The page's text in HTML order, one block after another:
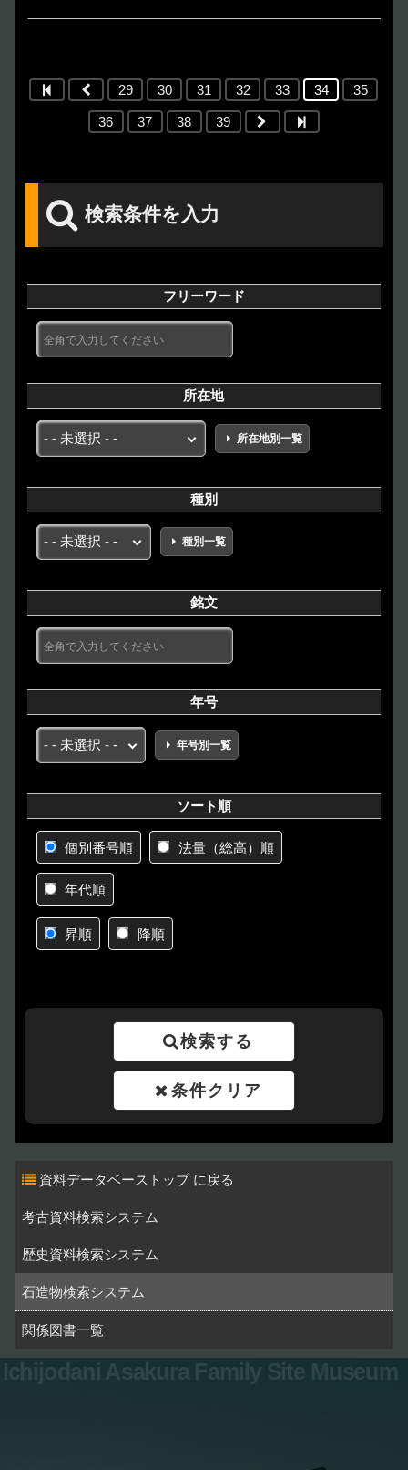
29 30 31 32 33 34 35
36 37 38 39
検索条件を入力
フリーワード
所在地
所在地別一覧
種別
種別一覧
銘文
年号
年号別一覧
ソート順
個別番号順 法量（総高）順
年代順
昇順 降順
検索する
条件クリア
資料データベーストップ
考古資料検索システム
歴史資料検索システム
石造物検索システム
関係図書一覧
Ichijodani Asakura Family Site Museum